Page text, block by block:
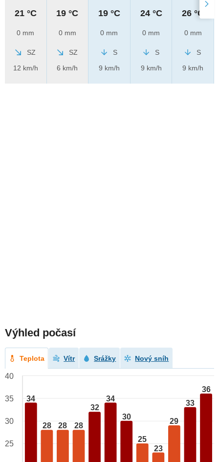
21 °C
0 mm
SZ
12 km/h
19 °C
0 mm
SZ
6 km/h
19 °C
0 mm
S
9 km/h
24 °C
0 mm
S
9 km/h
26 °C
0 mm
S
9 km/h
Výhled počasí
Teplota Vítr Srážky Nový sníh
34
28 28 28
32
34
30
25
23
29
33
36
40
35
30
25